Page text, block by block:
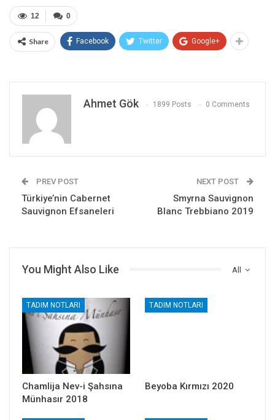
0
12
Share Facebook Twitter Google+
Ahmet Gök 1899 Posts 0 Comments
PREV POST
Türkiye’nin Cabernet
Sauvignon Efsaneleri
NEXT POST
Smyrna Sauvignon
Blanc Trebbiano 2019
All
You Might Also Like
TADIM NOTLARI
Chamlija Nev-i Şahsına
Münhasır 2018
TADIM NOTLARI
Beyoba Kırmızı 2020